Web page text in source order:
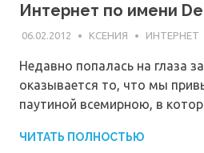
Интернет по имени
06.02.2012 КСЕНИЯ ИНТЕРНЕТ
Недавно попалась на глаза
оказывается то, что мы
паутиной всемирною, в
ЧИТАТЬ ПОЛНОСТЬЮ